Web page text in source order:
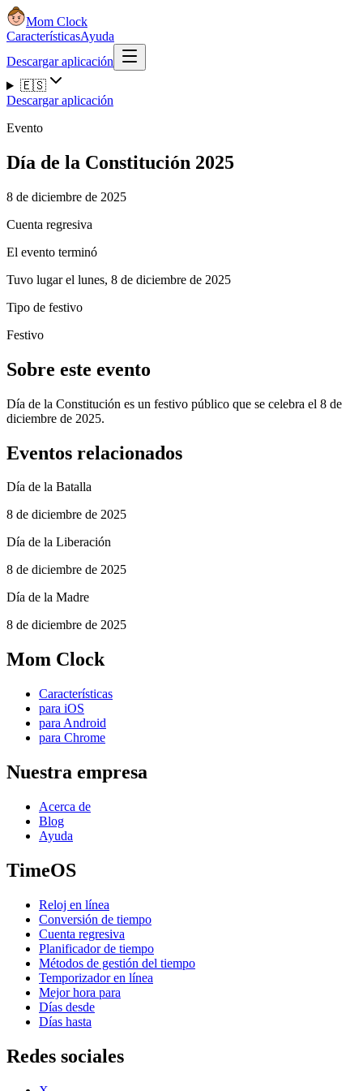
Mom Clock
CaracterísticasAyuda
Descargar aplicación
🇪🇸
Descargar aplicación
Evento
Día de la Constitución 2025
8 de diciembre de 2025
Cuenta regresiva
El evento terminó
Tuvo lugar el lunes, 8 de diciembre de 2025
Tipo de festivo
Festivo
Sobre este evento
Día de la Constitución es un festivo público que se celebra el 8 de
diciembre de 2025.
Eventos relacionados
Día de la Batalla
8 de diciembre de 2025
Día de la Liberación
8 de diciembre de 2025
Día de la Madre
8 de diciembre de 2025
Mom Clock
Características
para iOS
para Android
para Chrome
Nuestra empresa
Acerca de
Blog
Ayuda
TimeOS
Reloj en línea
Conversión de tiempo
Cuenta regresiva
Planificador de tiempo
Métodos de gestión del tiempo
Temporizador en línea
Mejor hora para
Días desde
Días hasta
Redes sociales